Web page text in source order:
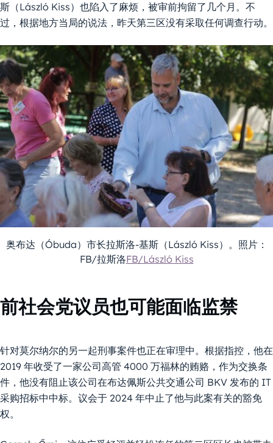
斯（László Kiss）也陷入了麻烦，被审前拘留了几个月。不
过，根据地方当局的说法，昨天第三区没有采取任何调查行动。
奥布达（Óbuda）市长拉斯洛-基斯（László Kiss）。照片：
FB/拉斯洛FB/László Kiss
前社会党议员也可能面临监禁
针对莫尔纳尔的另一起刑事案件也正在审理中。根据指控，他在
2019 年收受了一家公司高管 4000 万福林的贿赂，作为交换条
件，他没有阻止该公司在布达佩斯公共交通公司 BKV 发布的 IT
采购招标中中标。议会于 2024 年中止了他与此案有关的豁免
权。